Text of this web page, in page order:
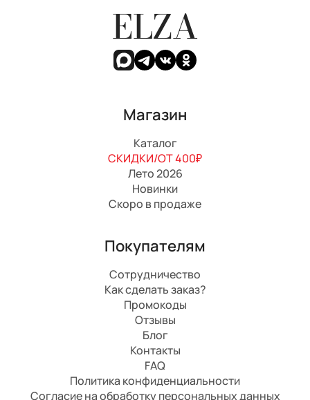
ELZA
Магазин
Каталог
СКИДКИ/ОТ 400₽
Лето 2026
Новинки
Скоро в продаже
Покупателям
Сотрудничество
Как сделать заказ?
Промокоды
Отзывы
Блог
Контакты
FAQ
Политика конфиденциальности
Согласие на обработку персональных данных